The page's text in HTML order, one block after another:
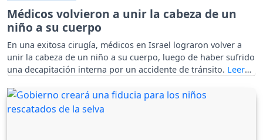
Médicos volvieron a unir la cabeza de un
niño a su cuerpo
En una exitosa cirugía, médicos en Israel lograron volver a
unir la cabeza de un niño a su cuerpo, luego de haber sufrido
una decapitación interna por un accidente de tránsito.